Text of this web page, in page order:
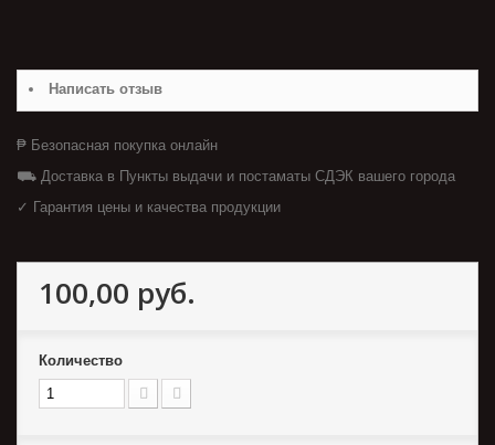
Написать отзыв
₱ Безопасная покупка онлайн
⛟ Доставка в Пункты выдачи и постаматы СДЭК вашего города
✓ Гарантия цены и качества продукции
100,00 руб.
Количество